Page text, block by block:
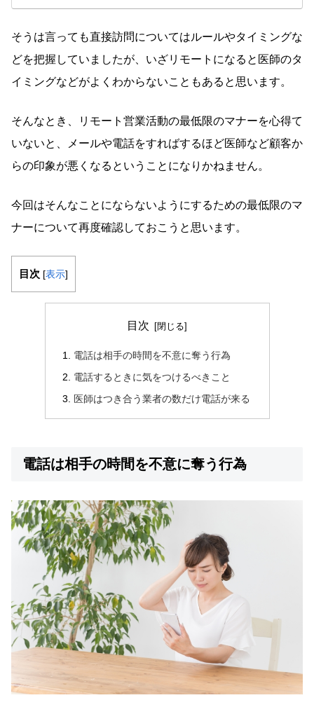
そうは言っても直接訪問についてはルールやタイミングな
どを把握していましたが、いざリモートになると医師のタ
イミングなどがよくわからないこともあると思います。
そんなとき、リモート営業活動の最低限のマナーを心得て
いないと、メールや電話をすればするほど医師など顧客か
らの印象が悪くなるということになりかねません。
今回はそんなことにならないようにするための最低限のマ
ナーについて再度確認しておこうと思います。
目次 [表示]
目次
電話は相手の時間を不意に奪う行為
電話するときに気をつけるべきこと
医師はつき合う業者の数だけ電話が来る
電話は相手の時間を不意に奪う行為